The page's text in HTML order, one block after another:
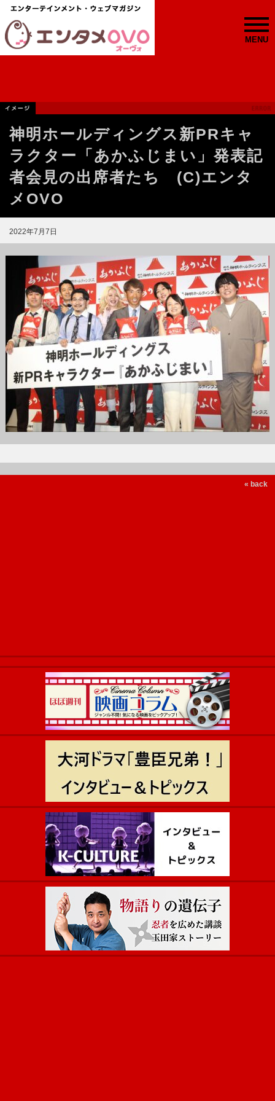
MENU
神明ホールディングス新PRキャ
ラクター「あかふじまい」発表記
者会見の出席者たち (C)エンタ
メOVO
2022年7月7日
« back